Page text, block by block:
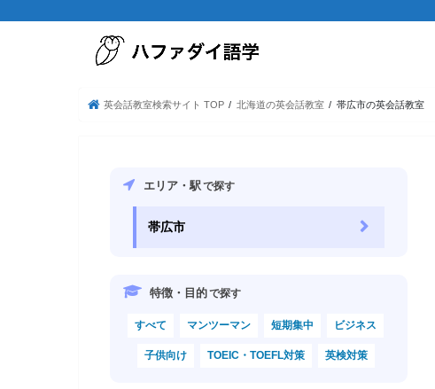
英会話教室検索サイト TOP 北海道の英会話教室 帯広市の英会話教室
エリア・駅で探す
帯広市
特徴・目的で探す
すべて マンツーマン 短期集中 ビジネス
子供向け TOEIC・TOEFL対策 英検対策